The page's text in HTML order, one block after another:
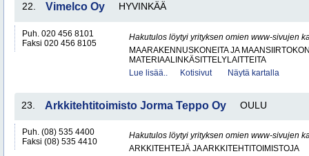
22. Vimelco Oy HYVINKÄÄ
Puh. 020 456 8101
Faksi 020 456 8105
Hakutulos löytyi yrityksen omien www-sivujen
MAARAKENNUSKONEITA JA
MATERIAALINKÄSITTELYLAITTEITA
Lue lisää..
Kotisivut Näytä kartalla
23. Arkkitehtitoimisto Jorma Teppo Oy OULU
Puh. (08) 535 4400
Faksi (08) 535 4410
Hakutulos löytyi yrityksen omien www-sivujen
ARKKITEHTEJÄ JA ARKKITEHTITOIMISTOJA